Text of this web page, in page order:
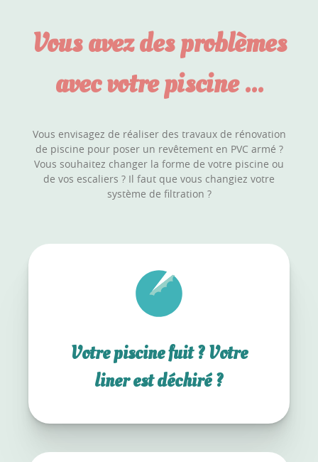
Vous avez des problèmes
avec votre piscine ...
Vous envisagez de réaliser des travaux de rénovation
de piscine pour poser un revêtement en PVC armé ?
Vous souhaitez changer la forme de votre piscine ou
de vos escaliers ? Il faut que vous changiez votre
système de filtration ?
Votre piscine fuit ? Votre
liner est déchiré ?